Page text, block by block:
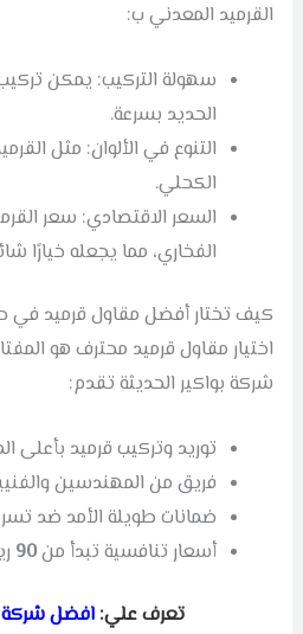
القرميد المعدني ب:
سهولة التركيب: يمكن
الحديد بسرعة.
التنوع في الألوان: مثل
الكحلي.
السعر الاقتصادي: سعر
الفخاري، مما يجعله خيارًا
كيف تختار أفضل مقاول قرميد في
اختيار مقاول قرميد محترف هو
شركة بواكير الحديثة تقدم:
توريد وتركيب قرميد بأعلى
فريق من المهندسين
ضمانات طويلة الأمد ضد
أسعار تنافسية تبدأ من90
تعرف علي: افضلشركة